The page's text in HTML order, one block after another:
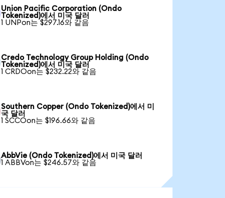
Union Pacific Corporation (Ondo
Tokenized)에서 미국 달러
1 UNPon는 $297.16와 같음
Credo Technology Group Holding (Ondo
Tokenized)에서 미국 달러
1 CRDOon는 $232.22와 같음
Southern Copper (Ondo Tokenized)에서 미
국 달러
1 SCCOon는 $196.66와 같음
AbbVie (Ondo Tokenized)에서 미국 달러
1 ABBVon는 $246.57와 같음